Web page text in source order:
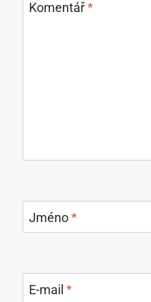
Komentář*
Jméno*
E-mail *